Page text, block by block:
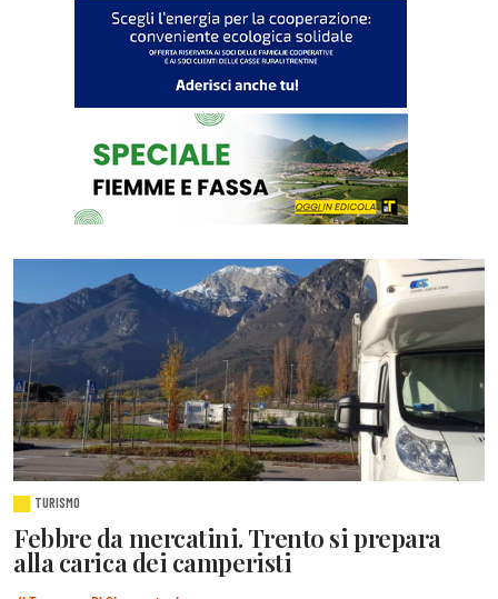
TURISMO
Febbre da mercatini. Trento si prepara
alla carica dei camperisti